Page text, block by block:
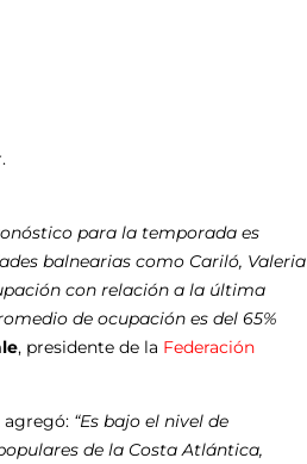
para la temporada es
balnearias como Cariló, Valeria
con relación a la última
de ocupación es del 65%
, presidente de la Federación
agregó: “Es bajo el nivel de
de la Costa Atlántica,